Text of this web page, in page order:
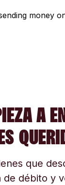
A
que
de débito y